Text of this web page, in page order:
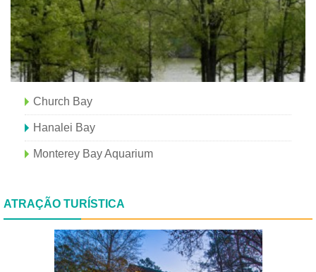
Church Bay
Hanalei Bay
Monterey Bay Aquarium
ATRAÇÃO TURÍSTICA